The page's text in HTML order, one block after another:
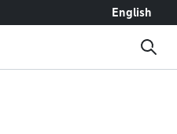
English